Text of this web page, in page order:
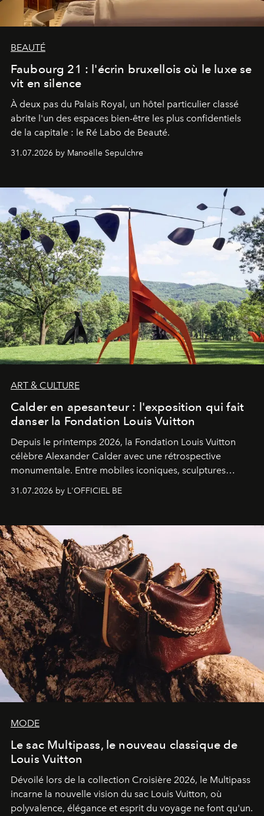
BEAUTÉ
Faubourg 21 : l'écrin bruxellois où le luxe se
vit en silence
À deux pas du Palais Royal, un hôtel particulier classé
abrite l'un des espaces bien-être les plus confidentiels
de la capitale : le Ré Labo de Beauté.
31.07.2026 by Manoëlle Sepulchre
ART & CULTURE
Calder en apesanteur : l'exposition qui fait
danser la Fondation Louis Vuitton
Depuis le printemps 2026, la Fondation Louis Vuitton
célèbre Alexander Calder avec une rétrospective
monumentale. Entre mobiles iconiques, sculptures
américain investit les espaces imaginés par Frank Gehry
sculpture.
31.07.2026 by L'OFFICIEL BE
MODE
Le sac Multipass, le nouveau classique de
Louis Vuitton
Dévoilé lors de la collection Croisière 2026, le Multipass
incarne la nouvelle vision du sac Louis Vuitton, où
polyvalence, élégance et esprit du voyage ne font qu'un.